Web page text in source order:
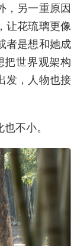
，另一重原因
让花琉璃更像
者是想和她成
把世界观架构
发，人物也接
不小。